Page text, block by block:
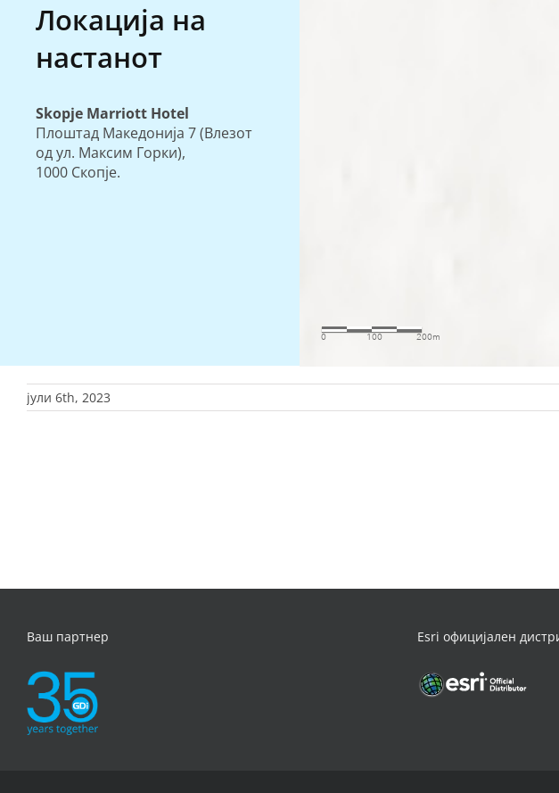
Локација на
настанот
Skopje Marriott Hotel
Плоштад Македонија 7 (Влезот
од ул. Максим Горки),
1000 Скопје.
јули 6th, 2023
Ваш партнер Esri официјален